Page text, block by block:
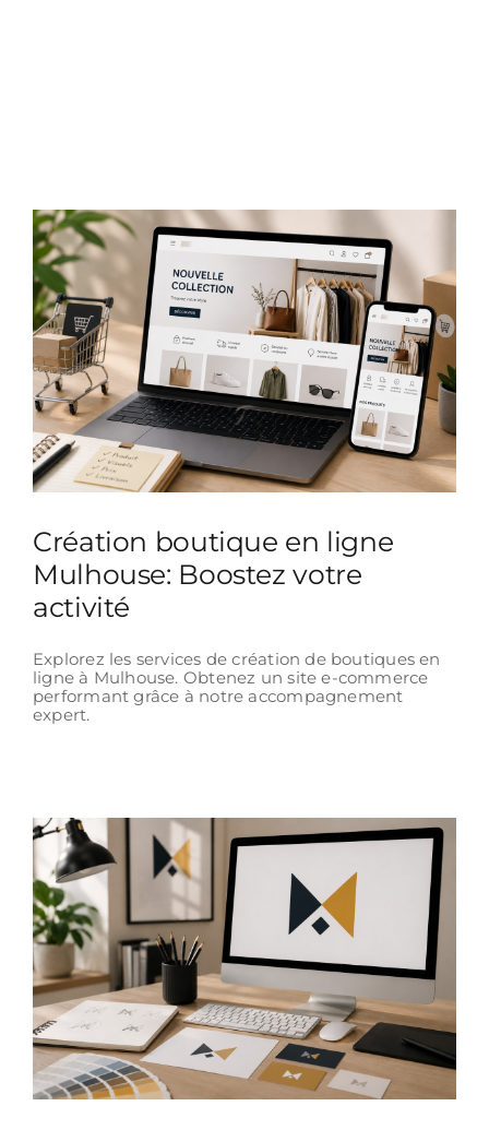
Création boutique en ligne
Mulhouse: Boostez votre
activité
Explorez les services de création de boutiques en
ligne à Mulhouse. Obtenez un site e-commerce
performant grâce à notre accompagnement
expert.